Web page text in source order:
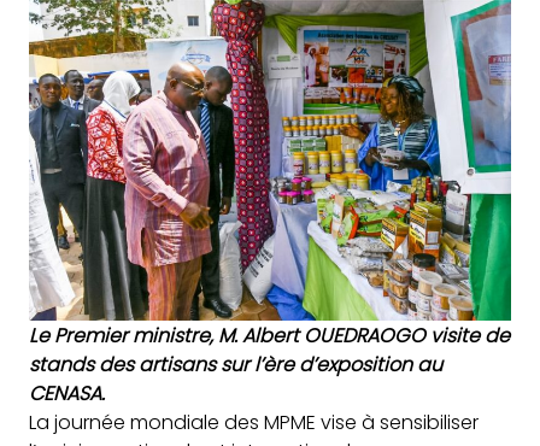
Le Premier ministre, M. Albert OUEDRAOGO visite de
stands des artisans sur l’ère d’exposition au
CENASA.
La journée mondiale des MPME vise à sensibiliser